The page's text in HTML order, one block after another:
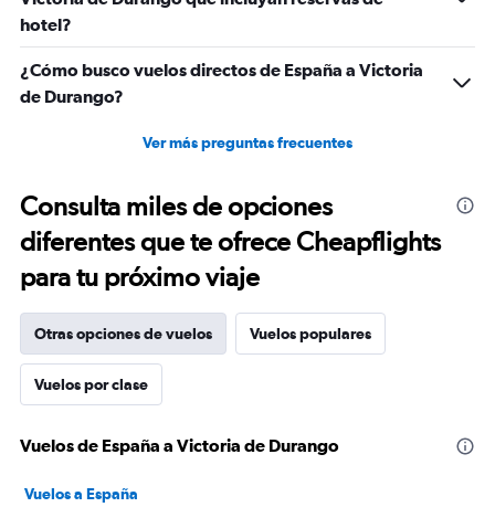
hotel?
¿Cómo busco vuelos directos de España a Victoria
de Durango?
Ver más preguntas frecuentes
Consulta miles de opciones
diferentes que te ofrece Cheapflights
para tu próximo viaje
Otras opciones de vuelos Vuelos populares
Vuelos por clase
Vuelos de España a Victoria de Durango
Vuelos a España